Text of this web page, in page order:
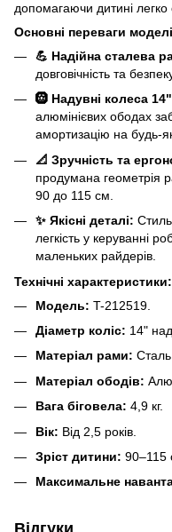
допомагаючи дитині
Основні переваги
💪 Надійна сталева
довговічність та
🛞 Надувні колеса
алюмінієвих ободах
амортизацію на будь-
📐 Зручність та
продумана геометрія
90 до 115 см.
✨ Якісні деталі:
легкість у керуванні
маленьких райдерів.
Технічні характеристики:
Модель: T-212519.
Діаметр коліс: 14"
Матеріал рами:
Матеріал ободів:
Вага біговела: 4,9 кг.
Вік: Від 2,5 років.
Зріст дитини: 90–115
Максимальне